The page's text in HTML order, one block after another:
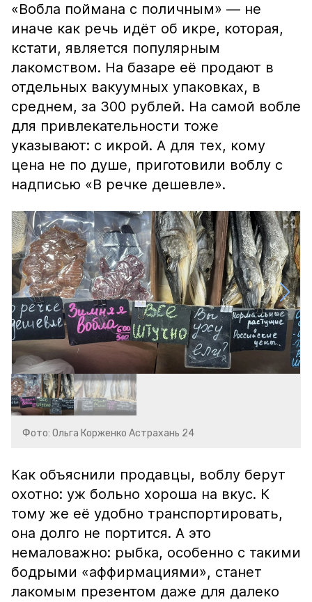
«Вобла поймана с поличным» — не
иначе как речь идёт об икре, которая,
кстати, является популярным
лакомством. На базаре её продают в
отдельных вакуумных упаковках, в
среднем, за 300 рублей. На самой вобле
для привлекательности тоже
указывают: с икрой. А для тех, кому
цена не по душе, приготовили воблу с
надписью «В речке дешевле».
Фото: Ольга Корженко Астрахань 24
Как объяснили продавцы, воблу берут
охотно: уж больно хороша на вкус. К
тому же её удобно транспортировать,
она долго не портится. А это
немаловажно: рыбка, особенно с такими
бодрыми «аффирмациями», станет
лакомым презентом даже для далеко